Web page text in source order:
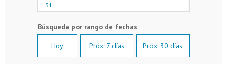
31
Hoy Próx. 7 días Próx. 30 días